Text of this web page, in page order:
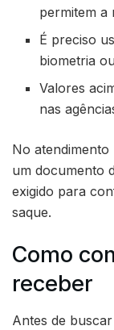
permitem a
É preciso
biometria
Valores
nas
No
um documento
exigido para
saque.
Como
receber
Antes de